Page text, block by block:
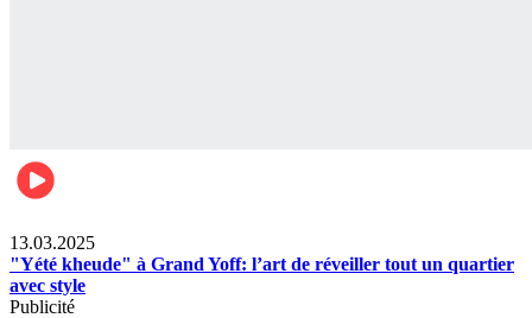
13.03.2025
"Yété kheude" à Grand Yoff: l’art de réveiller tout un quartier
avec style
Publicité